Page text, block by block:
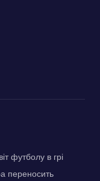
футболу в грі
переносить